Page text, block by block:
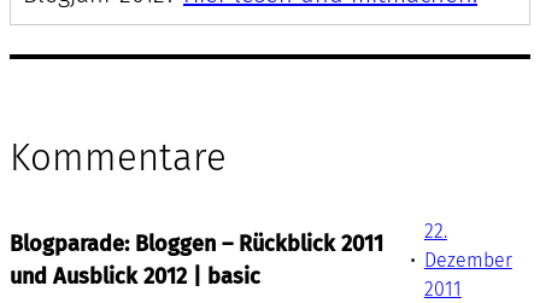
Kommentare
Blogparade: Bloggen – Rückblick 2011
und Ausblick 2012 | basic
•
22.
Dezember
2011